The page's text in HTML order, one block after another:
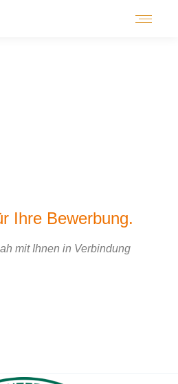
Ihre Bewerbung.
mit Ihnen in Verbindung